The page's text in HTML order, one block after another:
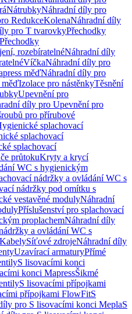
NátrubkyNáhradní díly pro
RedukceKolenaNáhradní díly
pro T tvarovkyPřechodky
rozebíratelnéNáhradní díly
VíčkaNáhradní díly pro
měďNáhradní díly pro
měďIzolace pro nástěnkyTěsnění
Upevnění pro
díly pro Upevnění pro
pro přírubové
splachovací
splachovací
splachovací
průtokuKryty a krycí
WC s hygienickým
nádržky a ovládání WC s
nádržky pod omítku s
vestavěné modulyNáhradní
Příslušenství pro splachovací
proplachemNáhradní díly
a ovládání WC s
KabelySíťové zdrojeNáhradní díly
Uzavírací armaturyPřímé
S lisovacími konci
konci MapressŠikmé
S lisovacími přípojkami
přípojkami FlowFitS
pro S lisovacími konci MeplaS